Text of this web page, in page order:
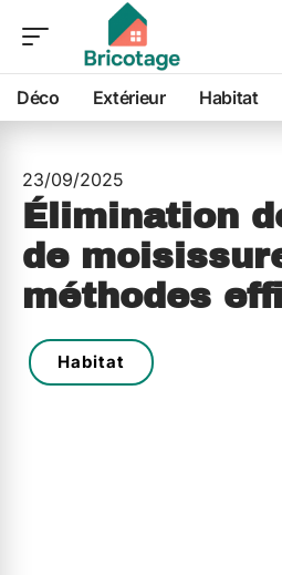
Déco Extérieur Habitat
23/09/2025
Élimination
de
méthodes
Habitat